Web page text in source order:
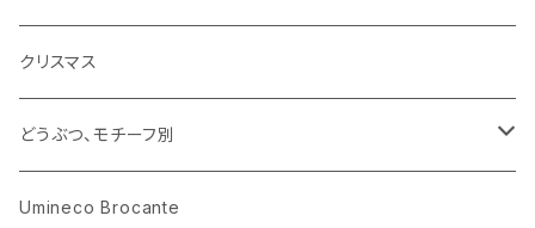
ラッピングペーパー、壁紙
小物入れ
カップアンドソーサー
プレート
木製品
ホーロー
メタル
クリスマス
どうぶつ、モチーフ別
くま、ベア
Umineco Brocante